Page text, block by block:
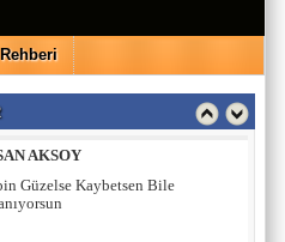
AKSOY
Güzelse Kaybetsen Bile
USDA
Dikkat Eksikliği ve Hipertivite
Üzerinde Etkisi